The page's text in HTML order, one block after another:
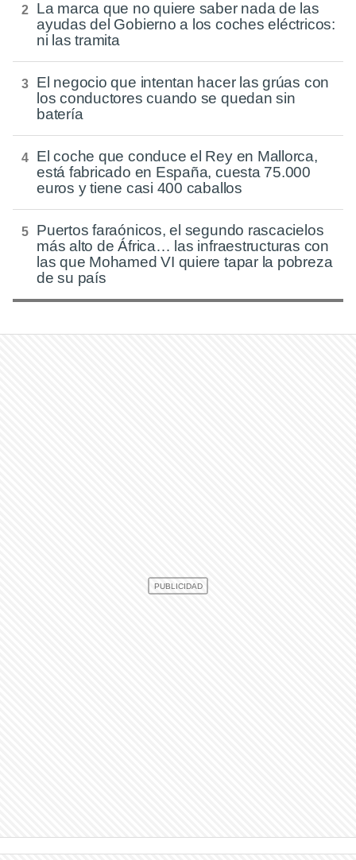
La marca que no quiere saber nada de las
ayudas del Gobierno a los coches eléctricos:
ni las tramita
El negocio que intentan hacer las grúas con
los conductores cuando se quedan sin
batería
El coche que conduce el Rey en Mallorca,
está fabricado en España, cuesta 75.000
euros y tiene casi 400 caballos
Puertos faraónicos, el segundo rascacielos
más alto de África… las infraestructuras con
las que Mohamed VI quiere tapar la pobreza
de su país